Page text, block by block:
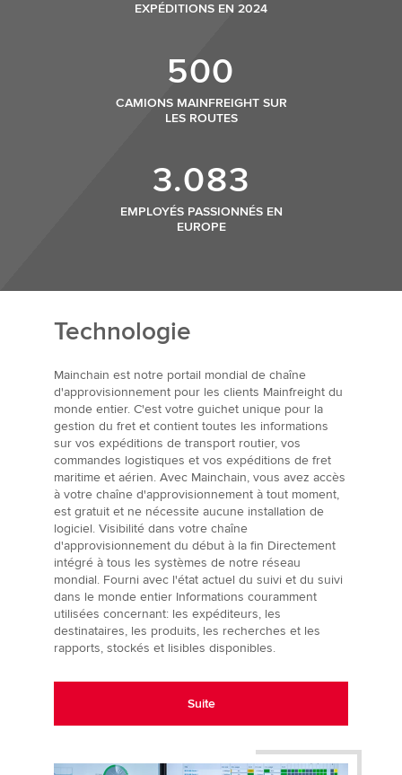
EXPÉDITIONS EN 2024
500
CAMIONS MAINFREIGHT SUR
LES ROUTES
3.083
EMPLOYÉS PASSIONNÉS EN
EUROPE
Technologie
Mainchain est notre portail mondial de chaîne
d'approvisionnement pour les clients Mainfreight du
monde entier. C'est votre guichet unique pour la
gestion du fret et contient toutes les informations
sur vos expéditions de transport routier, vos
commandes logistiques et vos expéditions de fret
maritime et aérien. Avec Mainchain, vous avez accès
à votre chaîne d'approvisionnement à tout moment,
est gratuit et ne nécessite aucune installation de
logiciel. Visibilité dans votre chaîne
d'approvisionnement du début à la fin Directement
intégré à tous les systèmes de notre réseau
mondial. Fourni avec l'état actuel du suivi et du suivi
dans le monde entier Informations couramment
utilisées concernant: les expéditeurs, les
destinataires, les produits, les recherches et les
rapports, stockés et lisibles disponibles.
Suite